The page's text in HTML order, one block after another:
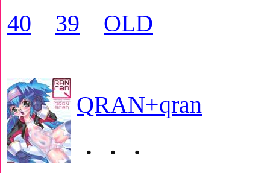
40
39 OLD
QRAN+qran
・・・